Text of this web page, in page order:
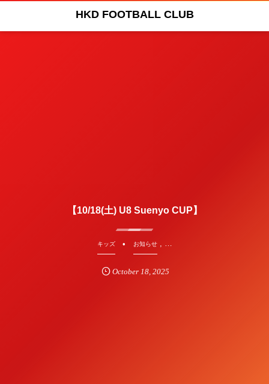
HKD FOOTBALL CLUB
【10/18(土) U8 Suenyo CUP】
キッズ お知らせ, …
October 18,2025